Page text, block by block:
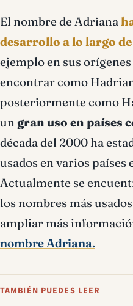
El nombre de Adriana
desarrollo a lo largo
ejemplo en sus
encontrar como
posteriormente como
un gran uso en países
década del 2000 ha
usados en varios países
Actualmente se
los nombres más
ampliar más
nombre Adriana.
TAMBIÉN PUEDES LEER